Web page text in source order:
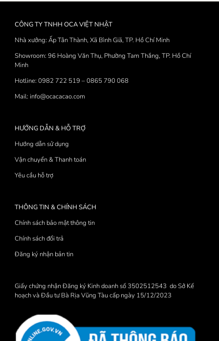
CÔNG TY TNHH OCA VIỆT NHẬT
Nhà xưởng: Ấp Tân Thành, Xã Bình Giã, TP. Hồ Chí Minh
Showroom: 96 Hoàng Văn Thụ, Phường Tam Thắng, TP. Hồ Chí
Minh
Hotline: 0982 722 519 – 0865 790 068
Mail: info@ocacacao.com
HƯỚNG DẪN & HỖ TRỢ
Hướng dẫn sử dụng
Vận chuyển & Thanh toán
Yêu cầu hỗ trợ
THÔNG TIN & CHÍNH SÁCH
Chính sách bảo mật thông tin
Chính sách đổi trả
Đăng ký nhận bản tin
Giấy chứng nhận Đăng ký Kinh doanh số 3502512543 do Sở Kế
hoạch và Đầu tư Bà Rịa Vũng Tàu cấp ngày 15/12/2023